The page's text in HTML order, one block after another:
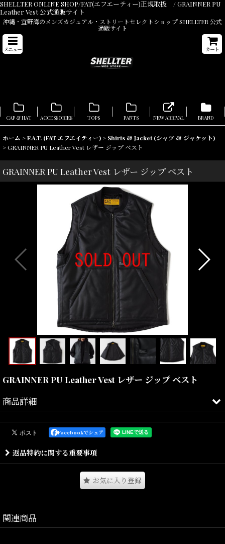
SHELLTER ONLINE SHOP/FAT(エフエーティー)正規取扱 / GRAINNER PU
Leather Vest 公式通販サイト
沖縄・宜野湾のメンズカジュアル・ストリートセレクトショップ SHELLTER 公式
通販サイト
メニュー カート
CAP & HAT ACCESSORIES TOPS PANTS NEW ARRIVAL BRAND
ホーム >F.A.T. (FAT エフエイティー) > Shirts & Jacket (シャツ & ジャケット)
>GRAINNER PU Leather Vest レザー ジップ ベスト
GRAINNER PU Leather Vest レザー ジップ ベスト
GRAINNER PU Leather Vest レザー ジップ ベスト
商品詳細
独特なタッチの柔らかな合成皮革を使用したジップベストとなりま
す。
シンプルなデザインながらも様々なコーディネートで活躍してくれ
薄手の中綿を採用し衿リブを細めに設定することで、
ネックまわりにアクセントのあるコーディネートが楽しめる。
Facebookでシェア
返品特約に関する重要事項
お気に入り登録
関連商品